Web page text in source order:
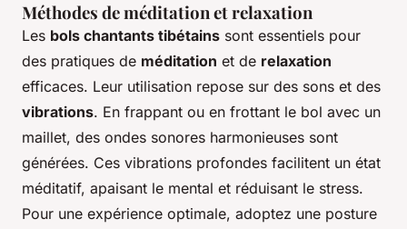
Méthodes de méditation et relaxation
Les bols chantants tibétains sont essentiels pour
des pratiques de méditation et de relaxation
efficaces. Leur utilisation repose sur des sons et des
vibrations. En frappant ou en frottant le bol avec un
maillet, des ondes sonores harmonieuses sont
générées. Ces vibrations profondes facilitent un état
méditatif, apaisant le mental et réduisant le stress.
Pour une expérience optimale, adoptez une posture